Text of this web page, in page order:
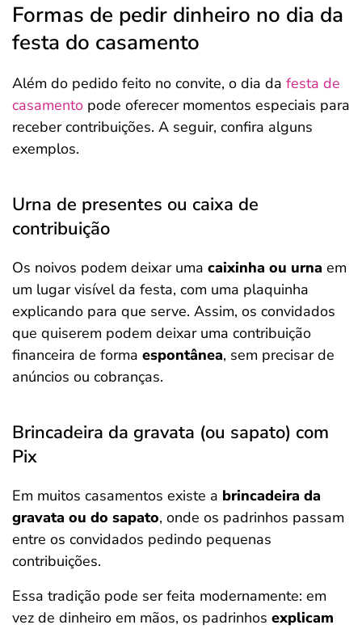
Formas de pedir dinheiro no dia da
festa do casamento
Além do pedido feito no convite, o dia da festa de
casamento pode oferecer momentos especiais para
receber contribuições. A seguir, confira alguns
exemplos.
Urna de presentes ou caixa de
contribuição
Os noivos podem deixar uma caixinha ou urna em
um lugar visível da festa, com uma plaquinha
explicando para que serve. Assim, os convidados
que quiserem podem deixar uma contribuição
financeira de forma espontânea, sem precisar de
anúncios ou cobranças.
Brincadeira da gravata (ou sapato) com
Pix
Em muitos casamentos existe a brincadeira da
gravata ou do sapato, onde os padrinhos passam
entre os convidados pedindo pequenas
contribuições.
Essa tradição pode ser feita modernamente: em
vez de dinheiro em mãos, os padrinhos explicam